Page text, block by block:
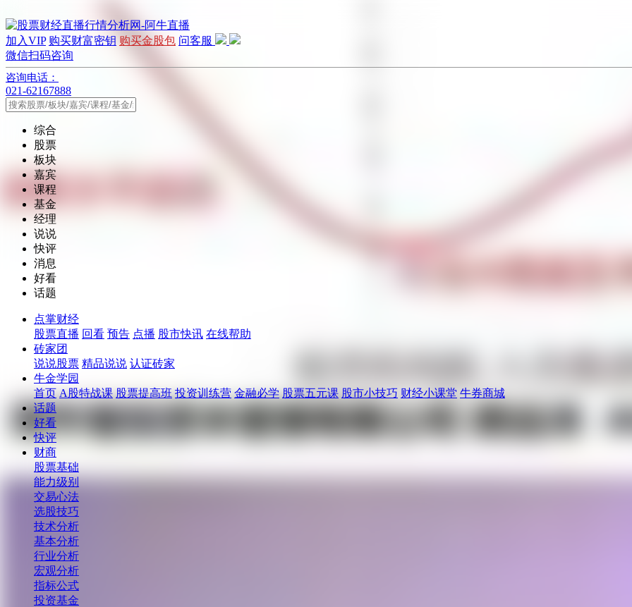
加入VIP 购买财富密钥 购买金股包 问客服
微信扫码咨询
咨询电话：
021-62167888
综合
股票
板块
嘉宾
课程
基金
经理
说说
快评
消息
好看
话题
点掌财经
股票直播 回看 预告 点播 股市快讯 在线帮助
砖家团
说说股票 精品说说 认证砖家
牛金学园
首页 A股特战课 股票提高班 投资训练营 金融必学 股票五元课 股市小技巧 财经小课堂 牛券商城
话题
好看
快评
财商
股票基础
能力级别
交易心法
选股技巧
技术分析
基本分析
行业分析
宏观分析
指标公式
投资基金